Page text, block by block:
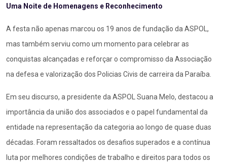
Uma Noite de Homenagens e Reconhecimento
A festa não apenas marcou os 19 anos de fundação da ASPOL,
mas também serviu como um momento para celebrar as
conquistas alcançadas e reforçar o compromisso da Associação
na defesa e valorização dos Policias Civis de carreira da Paraíba.
Em seu discurso, a presidente da ASPOL Suana Melo, destacou a
importância da união dos associados e o papel fundamental da
entidade na representação da categoria ao longo de quase duas
décadas. Foram ressaltados os desafios superados e a contínua
luta por melhores condições de trabalho e direitos para todos os